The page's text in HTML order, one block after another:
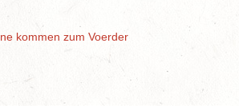
kommen zum Voerder